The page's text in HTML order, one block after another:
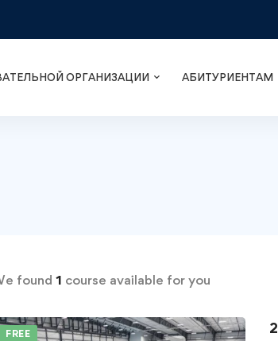
ОРГАНИЗАЦИИ АБИТУРИЕНТАМ
found 1 course available for you
FREE